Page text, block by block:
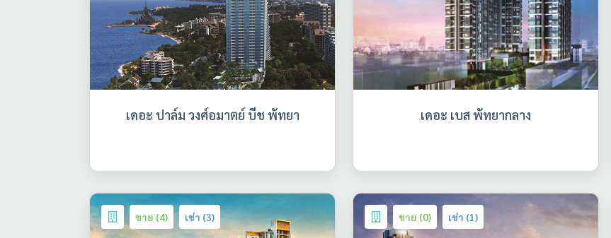
เดอะ ปาล์ม วงศ์อมาตย์ บีช พัทยา เดอะ เบส พัทยากลาง
ขาย (4) เช่า (3) ขาย (0) เช่า (1)